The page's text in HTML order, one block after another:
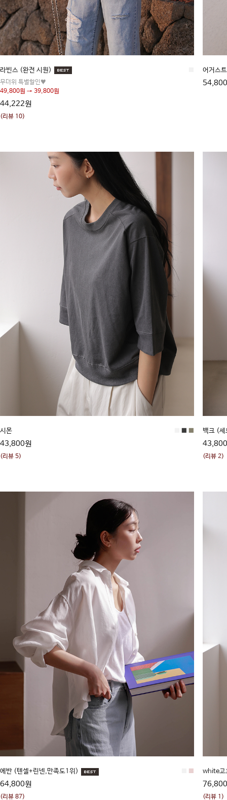
라빈스 (완전 시원)
무더위 특별할인♥
49,800원 → 39,800원
44,222원
(리뷰 10)
어거스트
시몬
43,800원
(리뷰 5)
백크 (
(리뷰 2)
에반 (텐셀+린넨,만족도1위)
64,800원
(리뷰 87)
white고
(리뷰 1)